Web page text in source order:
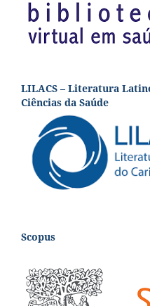
LILACS – Literatura
Ciências da Saúde
Scopus